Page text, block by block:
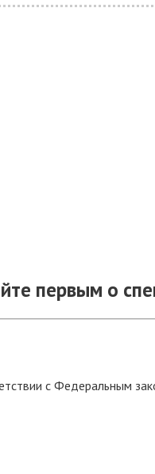
первым о
с Федеральным